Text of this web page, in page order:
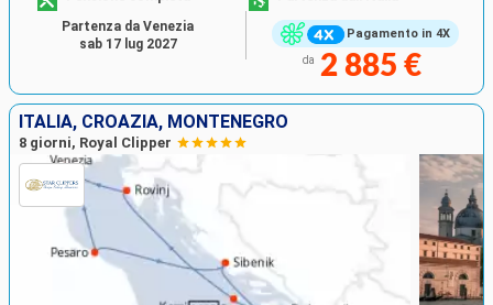
Pagamento in 4X
da 2 885 €
Partenza da Venezia
sab 17 lug 2027
ITALIA, CROAZIA, MONTENEGRO
8 giorni, Royal Clipper